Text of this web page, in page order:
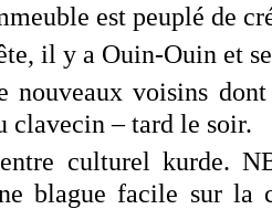
est peuplé de
il y a Ouin-Ouin et
nouveaux voisins
clavecin – tard le soir.
culturel kurde.
blague facile sur la